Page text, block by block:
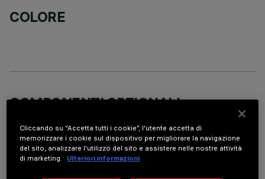
COLORE
COMPONENTI OPZIONALI
Cliccando su “Accetta tutti i cookie”, l'utente accetta di
memorizzare i cookie sul dispositivo per migliorare la navigazione
del sito, analizzare l'utilizzo del sito e assistere nelle nostre attività
di marketing.
Ulteriori informazioni